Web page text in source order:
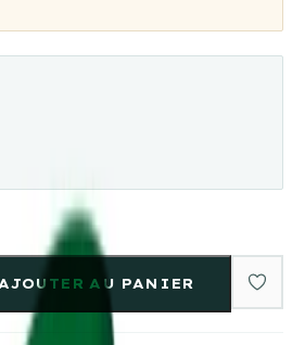
AU PANIER